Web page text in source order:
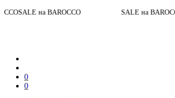
на BAROCCO SALE на BAROCCOSALE
0
0